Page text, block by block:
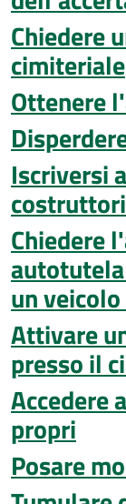
Chiedere
cimiteriale
Ottenere
Iscriversi
Chiedere
un
Attivare
presso il
Accedere
propri
Posare